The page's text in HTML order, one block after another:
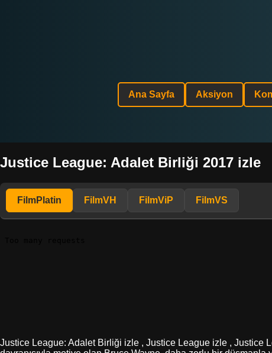
Ana Sayfa Aksiyon
Justice League: Adalet Birliği 2017 izle
FilmPlatin FilmVH FilmViP FilmVS
Justice League: Adalet Birliği izle , Justice League izle , Justice